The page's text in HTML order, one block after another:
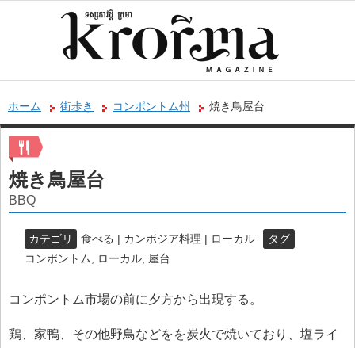
ホーム 街歩き コンポントム州 焼き鳥屋台
焼き鳥屋台
BBQ
カテゴリ 食べる | カンボジア料理 | ローカル
タグ
コンポントム
ローカル 屋台
コンポントム市場の前に夕方から出現する。
鶏、家鴨、その他野鳥などをを炭火で焼いており、塩ライ